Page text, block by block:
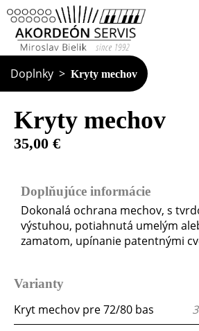
Doplnky Kryty mechov
Kryty mechov
35,00 €
Doplňujúce informácie
Dokonalá ochrana mechov, s
výstuhou, potiahnutá umelým
zamatom, upínanie patentnými
Varianty
Kryt mechov pre 72/80 bas